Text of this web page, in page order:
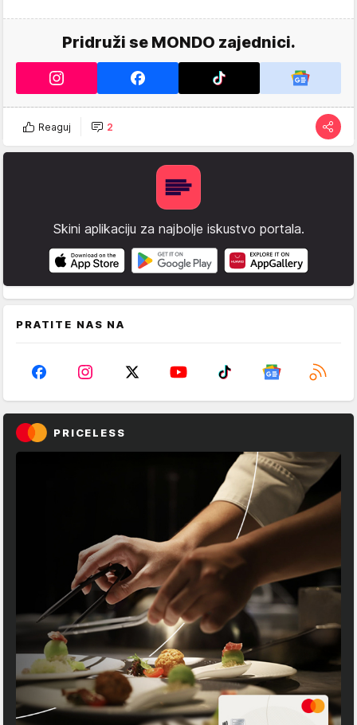
Pridruži se MONDO zajednici.
Reaguj 2
Skini aplikaciju za najbolje iskustvo portala.
PRATITE NAS NA
PRICELESS